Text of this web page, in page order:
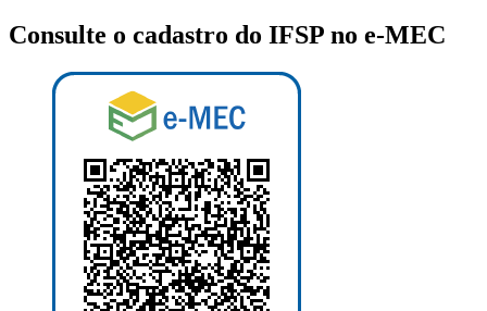
Consulte o cadastro do IFSP no e-MEC